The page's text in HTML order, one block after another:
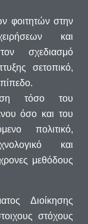
φοιτητών στην
και
σχεδιασμό
σετοπικό,
τόσο του
όσο και του
πολιτικό,
και
μεθόδους
Διοίκησης
στόχους